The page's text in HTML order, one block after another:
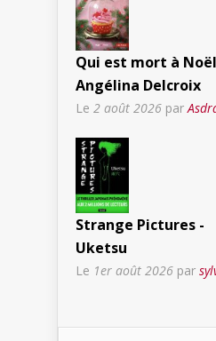
Qui est mort à
Angélina Delcroix
Le 2 août 2026 par
Strange Pictures -
Uketsu
Le 1er août 2026 par